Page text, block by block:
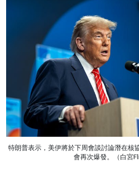
特朗普表示，美伊將於下周會談討論潛在核
會再次爆發。（白宮